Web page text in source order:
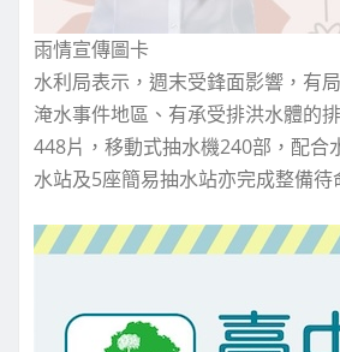
雨情宣傳圖卡
水利局表示，週末受鋒面影響，有
淹水事件地區、有承受排洪水體的
448片，移動式抽水機240部，配合
水站及5座簡易抽水站亦完成整備